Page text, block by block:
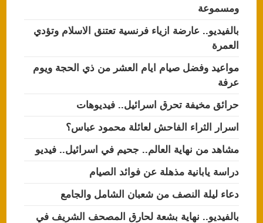
ومسموعة
بالفيديو.. عارضة ازياء فرنسية تعتنق الاسلام وتؤدي
العمرة
مواعيد وفضل صيام ايام العشر من ذي الحجة ويوم
عرفة
حرائق مخيفة تحرق اسرائيل.. فيديوهات
اسرار الثراء الفاحش لعائلة محمود عباس؟
مشاهد من نهاية العالم.. جحيم في اسرائيل.. فيديو
دراسة يابانية مذهلة عن فوائد الصيام
دعاء ليلة النصف من شعبان الشامل والجامع
بالفيديو.. نهاية بشعة لحارق المصحف الشريف في